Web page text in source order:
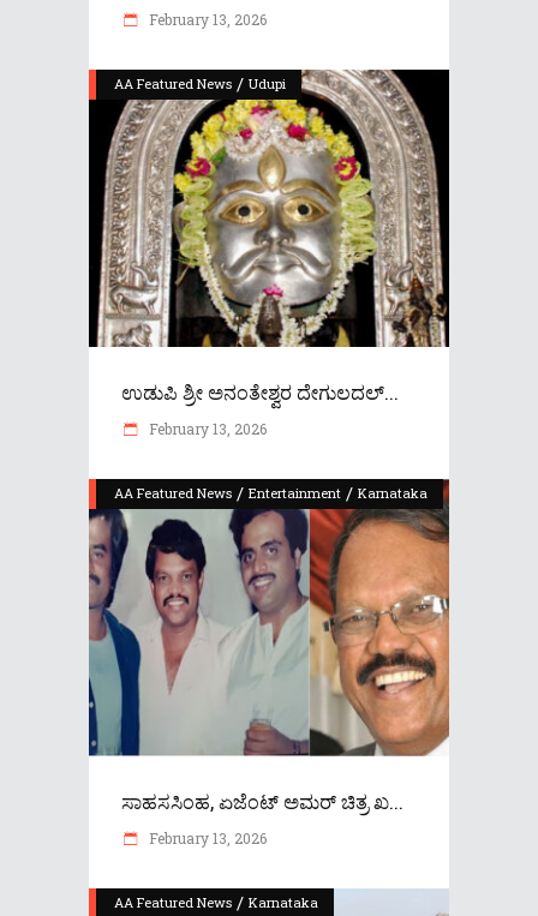
February 13, 2026
AA Featured News / Udupi
ಉಡುಪಿ ಶ್ರೀ ಅನಂತೇಶ್ವರ ದೇಗುಲದಲ್...
February 13, 2026
AA Featured News / Entertainment / Karnataka
ಸಾಹಸಸಿಂಹ, ಏಜೆಂಟ್ ಅಮರ್ ಚಿತ್ರ ಖ...
February 13, 2026
AA Featured News / Karnataka